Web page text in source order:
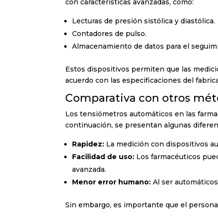
con características avanzadas, como:
Lecturas de presión sistólica y diastólica.
Contadores de pulso.
Almacenamiento de datos para el
Estos dispositivos permiten que las
acuerdo con las especificaciones del
Comparativa con otros
Los tensiómetros automáticos en las
continuación, se presentan algunas
Rapidez: La medición con dispositivos
Facilidad de uso: Los farmacéuticos
avanzada.
Menor error humano: Al ser
Sin embargo, es importante que el